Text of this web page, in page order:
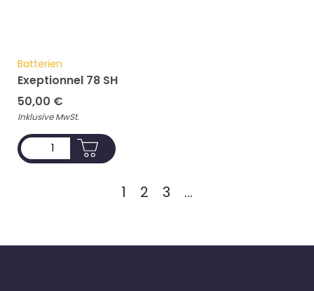
Batterien
Exeptionnel 78 SH
50,00 €
Inklusive MwSt.
1 2 3 ...